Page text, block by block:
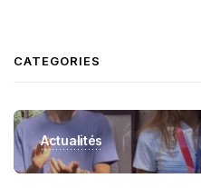
CATEGORIES
Actualités